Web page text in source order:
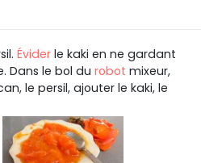
Évider le kaki en ne gardant
Dans le bol du robot mixeur,
le persil, ajouter le kaki, le